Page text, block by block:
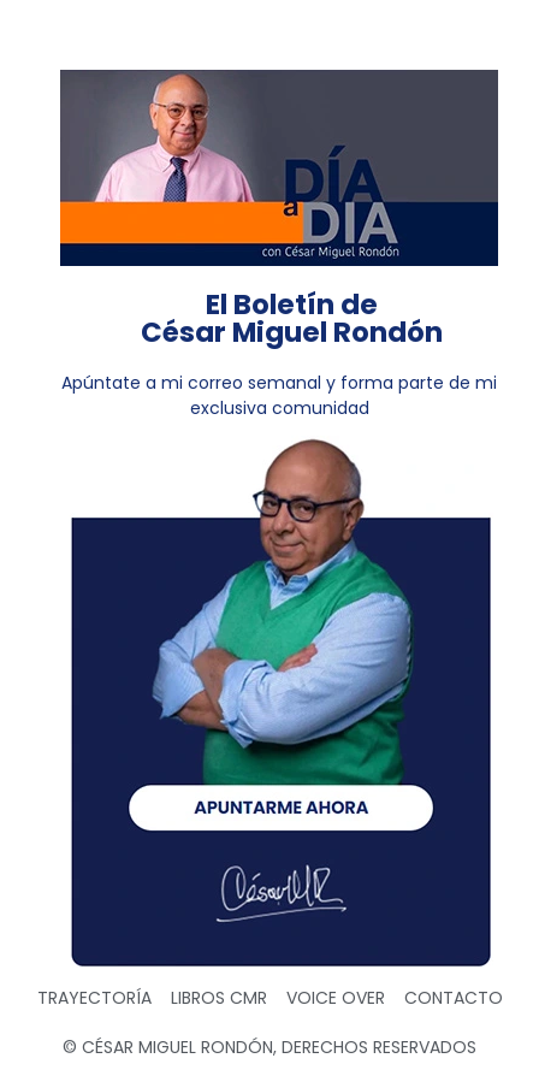
El Boletín de
César Miguel Rondón
Apúntate a mi correo semanal y forma parte de mi
exclusiva comunidad
TRAYECTORÍA LIBROS CMR VOICE OVER CONTACTO
© CÉSAR MIGUEL RONDÓN, DERECHOS RESERVADOS